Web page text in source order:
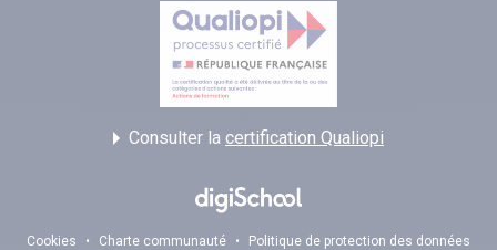
Consulter la certification Qualiopi
Cookies • Charte communauté •
Politique de protection des données